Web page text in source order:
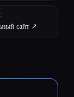
сайт ↗︎